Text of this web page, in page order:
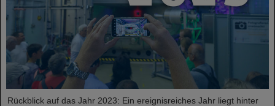
Rückblick auf das Jahr 2023: Ein ereignisreiches Jahr liegt hinter